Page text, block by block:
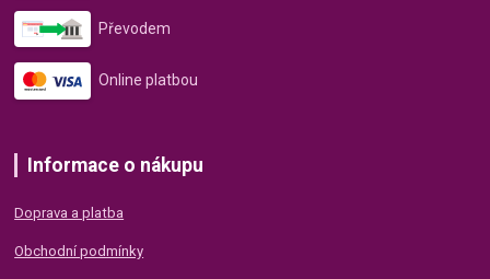
Převodem
Online platbou
Informace o nákupu
Doprava a platba
Obchodní podmínky